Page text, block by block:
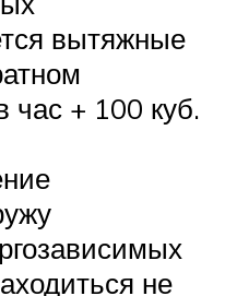
вытяжные
час + 100 куб.
не